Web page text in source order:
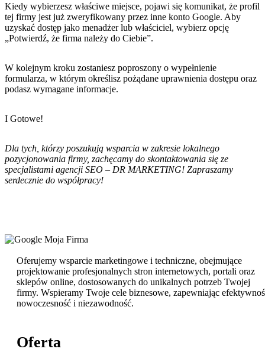
Kiedy wybierzesz właściwe miejsce, pojawi się komunikat, że profil
tej firmy jest już zweryfikowany przez inne konto Google. Aby
uzyskać dostęp jako menadżer lub właściciel, wybierz opcję
„Potwierdź, że firma należy do Ciebie”.
W kolejnym kroku zostaniesz poproszony o wypełnienie
formularza, w którym określisz pożądane uprawnienia dostępu oraz
podasz wymagane informacje.
I Gotowe!
Dla tych, którzy poszukują wsparcia w zakresie lokalnego
pozycjonowania firmy, zachęcamy do skontaktowania się ze
specjalistami agencji SEO – DR MARKETING! Zapraszamy
serdecznie do współpracy!
Oferujemy wsparcie marketingowe i techniczne, obejmujące
projektowanie profesjonalnych stron internetowych, portali oraz
sklepów online, dostosowanych do unikalnych potrzeb Twojej
firmy. Wspieramy Twoje cele biznesowe, zapewniając
nowoczesność i niezawodność.
Oferta